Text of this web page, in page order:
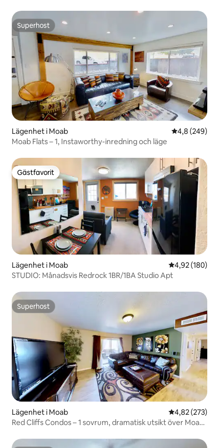
Superhost
Superhost
Lägenhet i Moab 4,8 av 5 i
4,8 (249)
Moab Flats – 1, Instaworthy-inredning och läge
Gästfavorit
Gästfavorit
Lägenhet i Moab 4,92 av 5 i
4,92 (180)
STUDIO: Månadsvis Redrock 1BR/1BA Studio Apt
Superhost
Superhost
Lägenhet i Moab 4,82 av 5 i
4,82 (273)
Red Cliffs Condos – 1 sovrum, dramatisk utsikt över Moab